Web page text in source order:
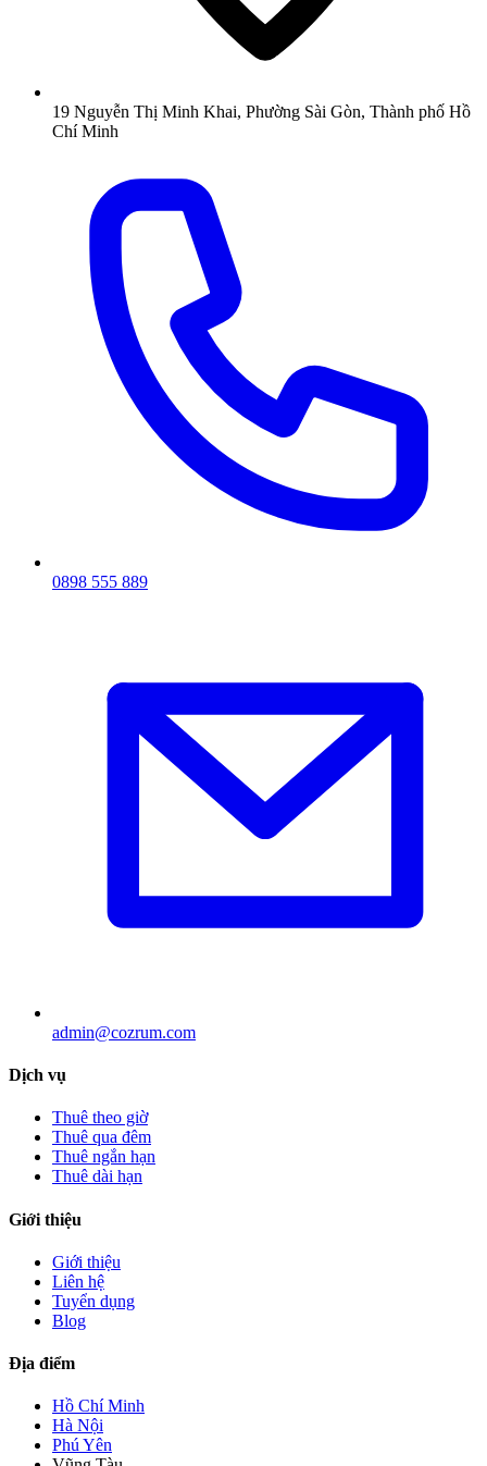
19 Nguyễn Thị Minh Khai, Phường Sài Gòn, Thành phố Hồ
Chí Minh
0898 555 889
admin@cozrum.com
Dịch vụ
Thuê theo giờ
Thuê qua đêm
Thuê ngắn hạn
Thuê dài hạn
Giới thiệu
Giới thiệu
Liên hệ
Tuyển dụng
Blog
Địa điểm
Hồ Chí Minh
Hà Nội
Phú Yên